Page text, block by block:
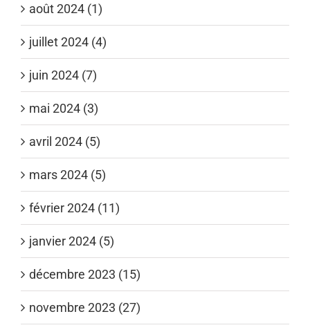
août 2024 (1)
juillet 2024 (4)
juin 2024 (7)
mai 2024 (3)
avril 2024 (5)
mars 2024 (5)
février 2024 (11)
janvier 2024 (5)
décembre 2023 (15)
novembre 2023 (27)